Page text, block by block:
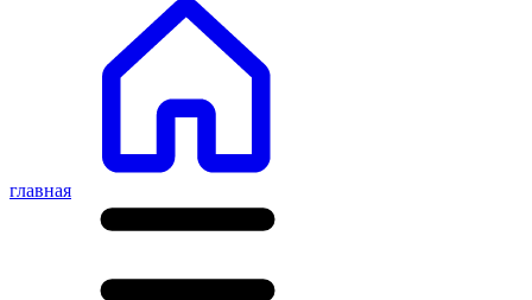
главная